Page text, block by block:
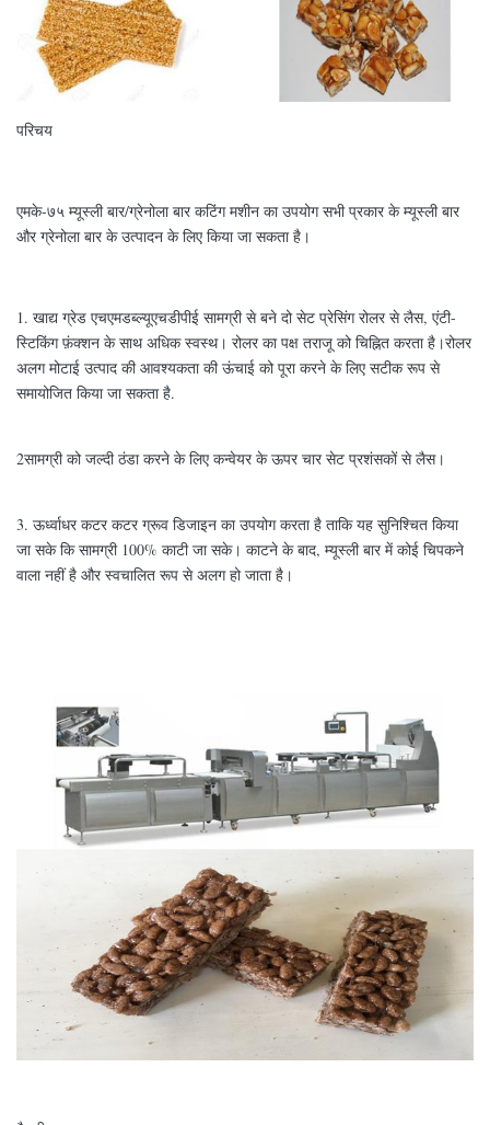
परिचय
एमके-७५ म्यूस्ली बार/ग्रेनोला बार कटिंग मशीन का उपयोग सभी प्रकार के म्यूस्ली बार
और ग्रेनोला बार के उत्पादन के लिए किया जा सकता है।
1. खाद्य ग्रेड एचएमडब्ल्यूएचडीपीई सामग्री से बने दो सेट प्रेसिंग रोलर से लैस, एंटी-
स्टिकिंग फ़ंक्शन के साथ अधिक स्वस्थ। रोलर का पक्ष तराजू को चिह्नित करता है।रोलर
अलग मोटाई उत्पाद की आवश्यकता की ऊंचाई को पूरा करने के लिए सटीक रूप से
समायोजित किया जा सकता है.
2सामग्री को जल्दी ठंडा करने के लिए कन्वेयर के ऊपर चार सेट प्रशंसकों से लैस।
3. ऊर्ध्वाधर कटर कटर ग्रूव डिजाइन का उपयोग करता है ताकि यह सुनिश्चित किया
जा सके कि सामग्री 100% काटी जा सके। काटने के बाद, म्यूस्ली बार में कोई चिपकने
वाला नहीं है और स्वचालित रूप से अलग हो जाता है।